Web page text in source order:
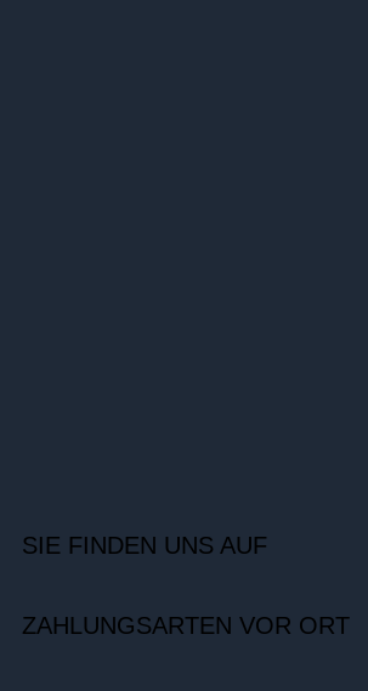
SIE FINDEN UNS AUF
ZAHLUNGSARTEN VOR ORT